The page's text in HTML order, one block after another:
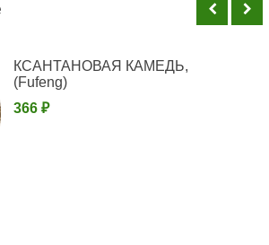
КСАНТАНОВАЯ КАМЕДЬ,
(Fufeng)
366 ₽